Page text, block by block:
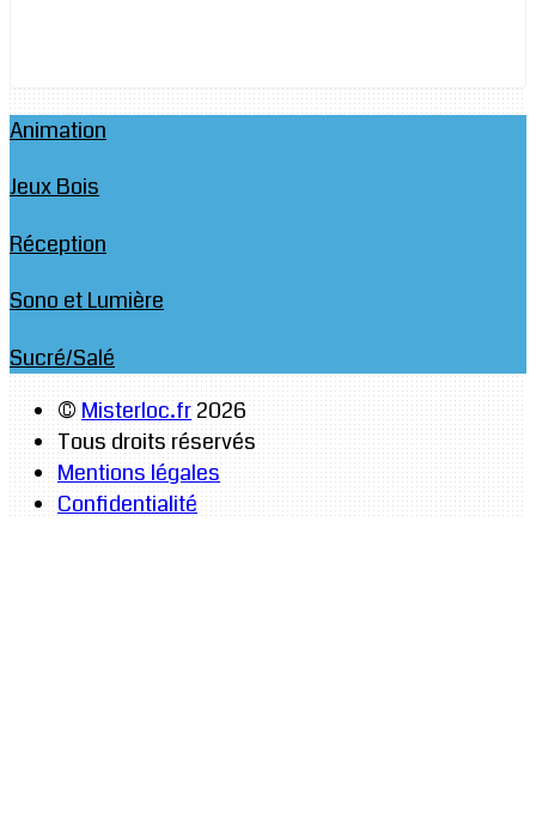
Animation
Jeux Bois
Réception
Sono et Lumière
Sucré/Salé
©Misterloc.fr2026
Tous droits réservés
Mentions légales
Confidentialité